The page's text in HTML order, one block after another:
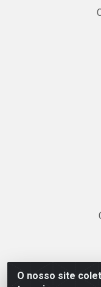
O nosso site
Linhavix